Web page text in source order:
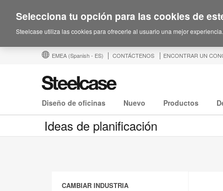
EMEA (Spanish - ES) CONTÁCTENOS ENCONTRAR UN
Diseño de oficinas Nuevo Productos
Ideas de planificación
CAMBIAR INDUSTRIA
Selecciona tu opción para las cookies de
Steelcase utiliza las cookies para ofrecerle al usuario una mejor experiencia.